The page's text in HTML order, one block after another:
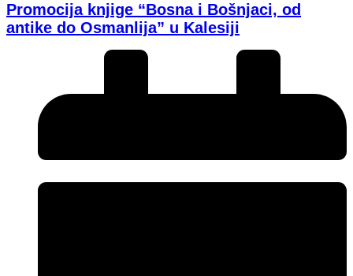
Promocija knjige “Bosna i Bošnjaci, od
antike do Osmanlija” u Kalesiji